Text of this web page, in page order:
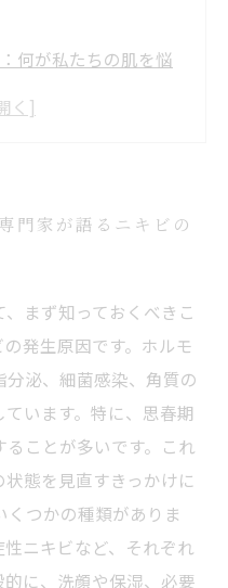
何が私たちの肌を悩
：肌を守る習慣を身
良かれと思ってして
ニキビ肌からの解放
門家が語るニキビの
まず知っておくべきこ
発生原因です。ホルモ
泌、細菌感染、角質の
います。特に、思春期
ことが多いです。これ
態を見直すきっかけに
くつかの種類がありま
ニキビなど、それぞれ
に、洗顔や保湿、必要